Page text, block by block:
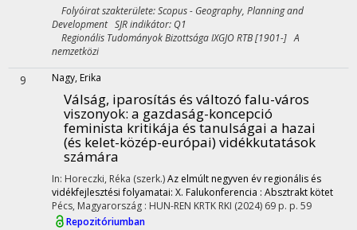
Folyóirat szakterülete: Scopus - Geography, Planning and
Development SJR indikátor: Q1
Regionális Tudományok Bizottsága IXGJO RTB [1901-] A
nemzetközi
9 Nagy, Erika
Válság, iparosítás és változó falu-város
viszonyok: a gazdaság-koncepció
feminista kritikája és tanulságai a hazai
(és kelet-közép-európai) vidékkutatások
számára
In: Horeczki, Réka (szerk.)Az elmúlt negyven év regionális és
vidékfejlesztési folyamatai: X. Falukonferencia : Absztrakt kötet
Pécs, Magyarország : HUN-REN KRTK RKI (2024) 69 p. p. 59
Repozitóriumban